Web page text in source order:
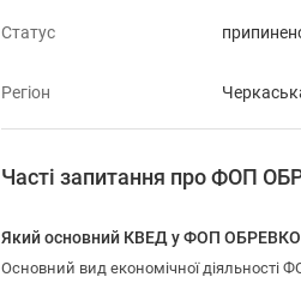
Статус
Регіон
Часті запитання про ФОП
Який основний КВЕД у ФОП
Основний вид економічної